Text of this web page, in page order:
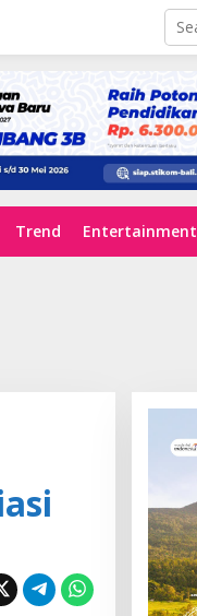
Trend Entertainment